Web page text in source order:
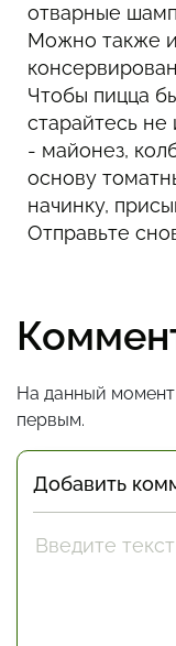
отварные
Можно также
Чтобы пицца
старайтесь не
- майонез,
основу
начинку,
Отправьте
На данный
первым.
Добавить